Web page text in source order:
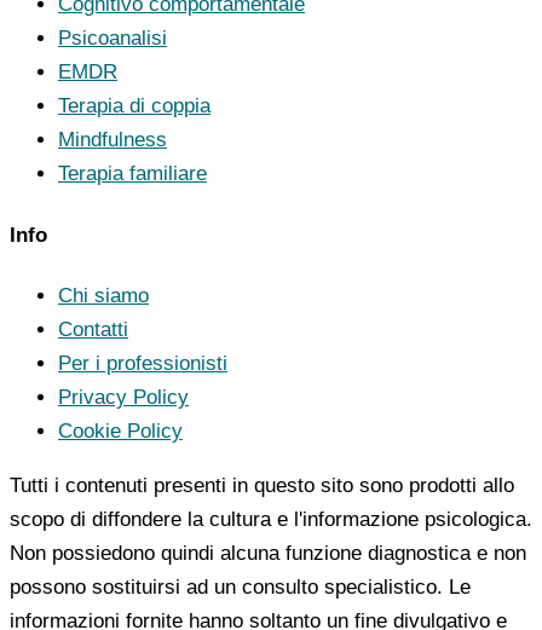
Psicoanalisi
EMDR
Terapia di coppia
Mindfulness
Terapia familiare
Info
Chi siamo
Contatti
Per i professionisti
Privacy Policy
Cookie Policy
Tutti i contenuti presenti in questo sito sono prodotti allo
scopo di diffondere la cultura e l'informazione psicologica.
Non possiedono quindi alcuna funzione diagnostica e non
possono sostituirsi ad un consulto specialistico. Le
informazioni fornite hanno soltanto un fine divulgativo e